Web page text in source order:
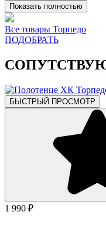
Показать полностью
Все товары Торпедо
ПОДОБРАТЬ
БЫСТРЫЙ ПРОСМОТР
1 990 ₽